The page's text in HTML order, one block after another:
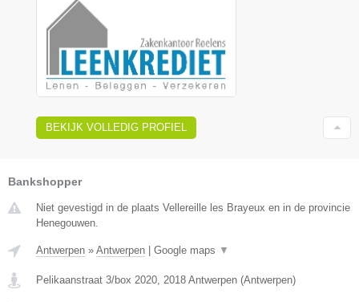
BEKIJK VOLLEDIG PROFIEL
Bankshopper
Niet gevestigd in de plaats Vellereille les Brayeux en in de provincie
Henegouwen.
Antwerpen » Antwerpen Google maps ▼
Pelikaanstraat 3/box 2020 2018 Antwerpen (Antwerpen)